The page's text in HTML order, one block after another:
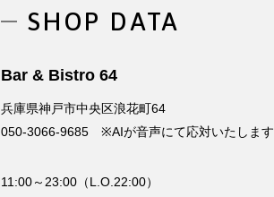
SHOP DATA
Bar & Bistro 64
兵庫県神戸市中央区浪花町64
050-3066-9685 ※AIが音声にて応対いたします
11:00～23:00（L.O.22:00）